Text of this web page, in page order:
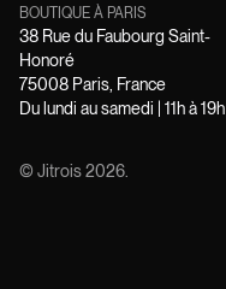
BOUTIQUE À PARIS
38 Rue du Faubourg Saint-
Honoré
75008 Paris, France
Du lundi au samedi | 11h à 19h
© Jitrois2026